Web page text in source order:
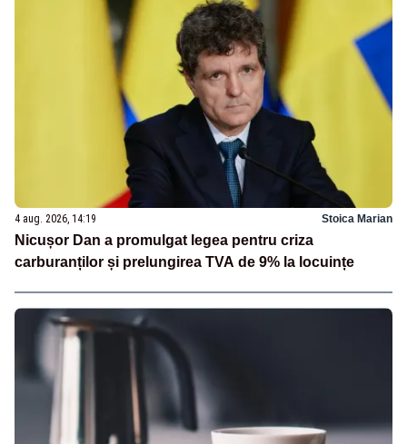
4 aug. 2026, 14:19 Stoica Marian
Nicușor Dan a promulgat legea pentru criza
carburanților și prelungirea TVA de 9% la locuințe